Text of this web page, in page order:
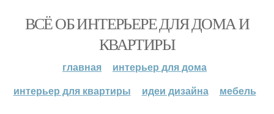
ВСЁ ОБ ИНТЕРЬЕРЕ ДЛЯ ДОМА И
КВАРТИРЫ
главная
интерьер для дома
интерьер для квартиры
идеи дизайна мебель